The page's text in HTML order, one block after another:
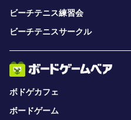
ビーチテニス練習会
ビーチテニスサークル
ボドゲカフェ
ボードゲーム